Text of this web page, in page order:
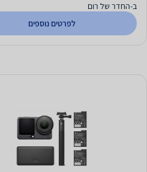
ב-החדר של רום
לפרטים נוספים